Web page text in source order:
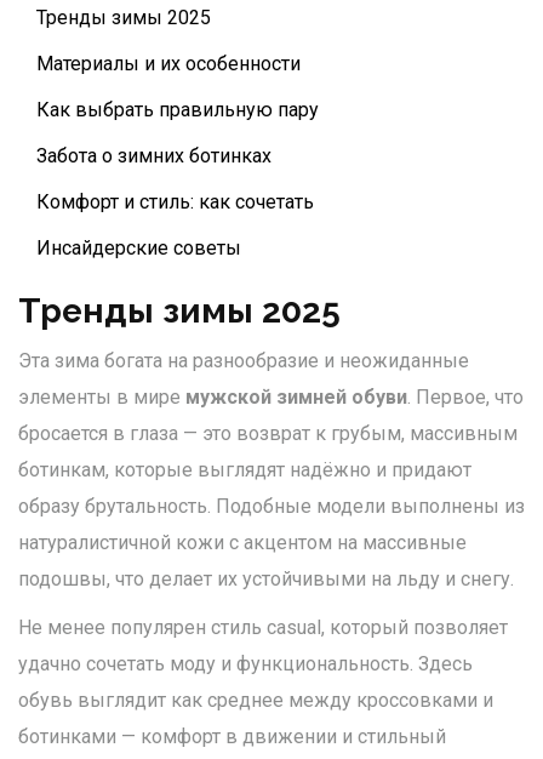
Тренды зимы 2025
Материалы и их особенности
Как выбрать правильную пару
Забота о зимних ботинках
Комфорт и стиль: как сочетать
Инсайдерские советы
Тренды зимы 2025
Эта зима богата на разнообразие и неожиданные
элементы в мире мужской зимней обуви. Первое, что
бросается в глаза — это возврат к грубым, массивным
ботинкам, которые выглядят надёжно и придают
образу брутальность. Подобные модели выполнены из
натуралистичной кожи с акцентом на массивные
подошвы, что делает их устойчивыми на льду и снегу.
Не менее популярен стиль casual, который позволяет
удачно сочетать моду и функциональность. Здесь
обувь выглядит как среднее между кроссовками и
ботинками — комфорт в движении и стильный